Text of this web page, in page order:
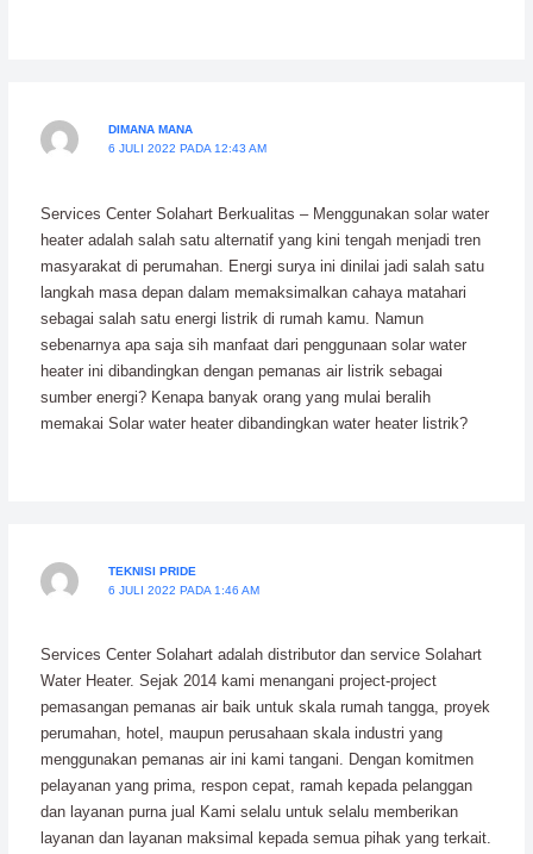
DIMANA MANA
6 JULI 2022 PADA 12:43 AM
Services Center Solahart Berkualitas – Menggunakan solar water
heater adalah salah satu alternatif yang kini tengah menjadi tren
masyarakat di perumahan. Energi surya ini dinilai jadi salah satu
langkah masa depan dalam memaksimalkan cahaya matahari
sebagai salah satu energi listrik di rumah kamu. Namun
sebenarnya apa saja sih manfaat dari penggunaan solar water
heater ini dibandingkan dengan pemanas air listrik sebagai
sumber energi? Kenapa banyak orang yang mulai beralih
memakai Solar water heater dibandingkan water heater listrik?
TEKNISI PRIDE
6 JULI 2022 PADA 1:46 AM
Services Center Solahart adalah distributor dan service Solahart
Water Heater. Sejak 2014 kami menangani project-project
pemasangan pemanas air baik untuk skala rumah tangga, proyek
perumahan, hotel, maupun perusahaan skala industri yang
menggunakan pemanas air ini kami tangani. Dengan komitmen
pelayanan yang prima, respon cepat, ramah kepada pelanggan
dan layanan purna jual Kami selalu untuk selalu memberikan
layanan dan layanan maksimal kepada semua pihak yang terkait.